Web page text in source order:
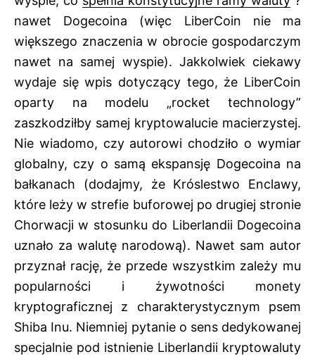
nawet Dogecoina (więc LiberCoin nie ma
większego znaczenia w obrocie gospodarczym
nawet na samej wyspie). Jakkolwiek ciekawy
wydaje się wpis dotyczący tego, że LiberCoin
oparty na modelu „rocket technology”
zaszkodziłby samej kryptowalucie macierzystej.
Nie wiadomo, czy autorowi chodziło o wymiar
globalny, czy o samą ekspansję Dogecoina na
bałkanach (dodajmy, że Króslestwo Enclawy,
które leży w strefie buforowej po drugiej stronie
Chorwacji w stosunku do Liberlandii Dogecoina
uznało za walutę narodową). Nawet sam autor
przyznał rację, że przede wszystkim zależy mu
popularności i żywotności monety
kryptograficznej z charakterystycznym psem
Shiba Inu. Niemniej pytanie o sens dedykowanej
specjalnie pod istnienie Liberlandii kryptowaluty